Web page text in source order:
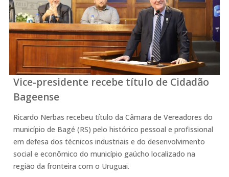
Vice-presidente recebe título de Cidadão
Bageense
Ricardo Nerbas recebeu título da Câmara de Vereadores do
município de Bagé (RS) pelo histórico pessoal e profissional
em defesa dos técnicos industriais e do desenvolvimento
social e econômico do município gaúcho localizado na
região da fronteira com o Uruguai.